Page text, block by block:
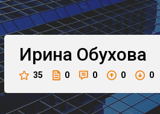
Ирина Обухова
35 0 0 0 0